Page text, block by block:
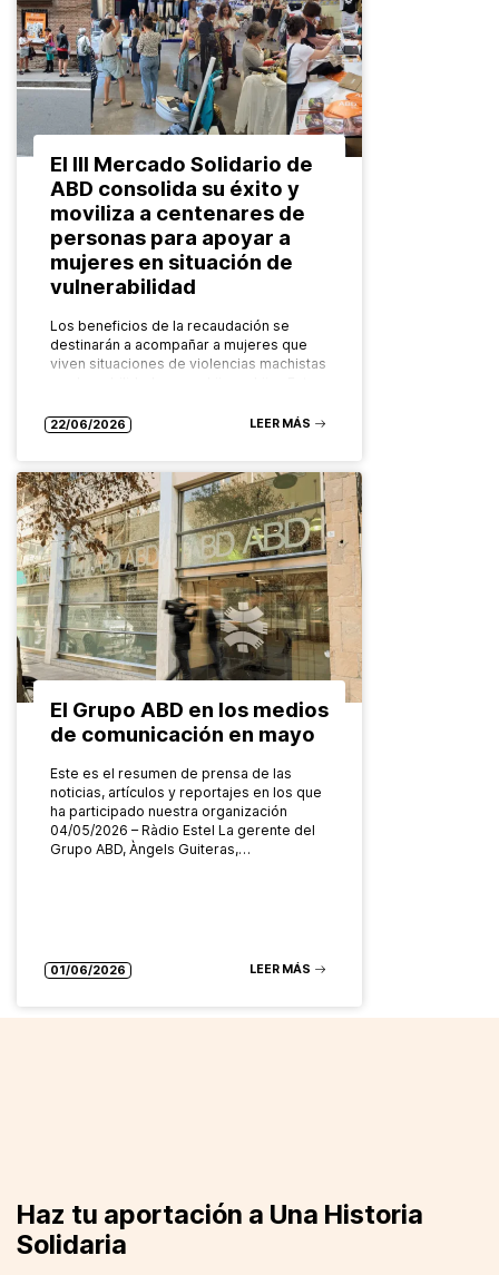
El III Mercado Solidario de
ABD consolida su éxito y
moviliza a centenares de
personas para apoyar a
mujeres en situación de
vulnerabilidad
Los beneficios de la recaudación se
destinarán a acompañar a mujeres que
viven situaciones de violencias machistas
22/06/2026 LEER MÁS
El Grupo ABD en los medios
de comunicación en mayo
Este es el resumen de prensa de las
noticias, artículos y reportajes en los que
ha participado nuestra organización
04/05/2026 – Ràdio Estel La gerente del
Grupo ABD, Àngels Guiteras,…
01/06/2026 LEER MÁS
Haz tu aportación a Una Historia
Solidaria